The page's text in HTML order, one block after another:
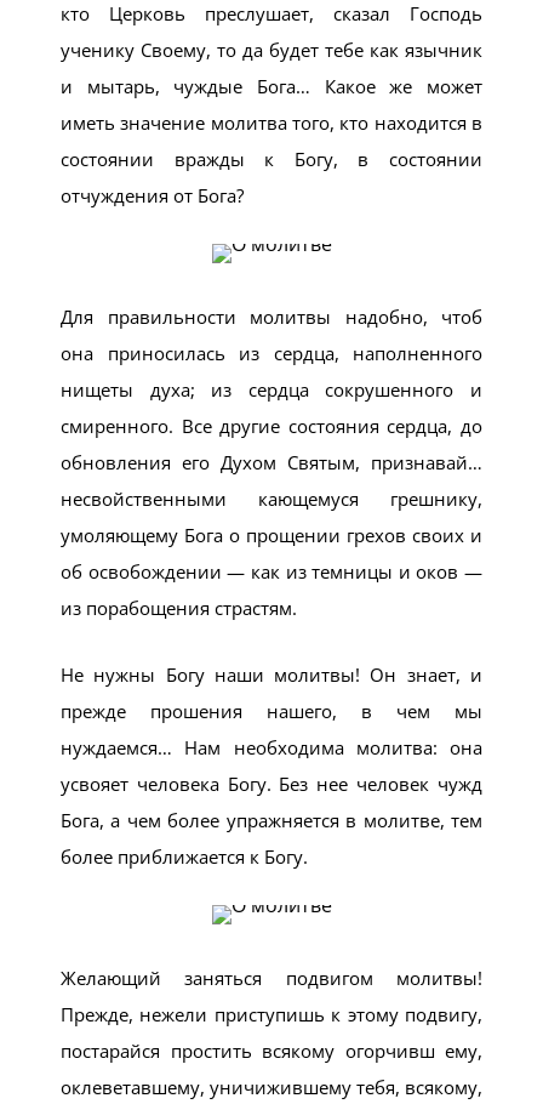
кто Церковь преслушает, сказал Господь
ученику Своему, то да будет тебе как язычник
и мытарь, чуждые Бога… Какое же может
иметь значение молитва того, кто находится в
состоянии вражды к Богу, в состоянии
отчуждения от Бога?
Для правильности молитвы надобно, чтоб
она приносилась из сердца, наполненного
нищеты духа; из сердца сокрушенного и
смиренного. Все другие состояния сердца, до
обновления его Духом Святым, признавай…
несвойственными кающемуся грешнику,
умоляющему Бога о прощении грехов своих и
об освобождении — как из темницы и оков —
из порабощения страстям.
Не нужны Богу наши молитвы! Он знает, и
прежде прошения нашего, в чем мы
нуждаемся… Нам необходима молитва: она
усвояет человека Богу. Без нее человек чужд
Бога, а чем более упражняется в молитве, тем
более приближается к Богу.
Желающий заняться подвигом молитвы!
Прежде, нежели приступишь к этому подвигу,
постарайся простить всякому огорчивш ему,
оклеветавшему, уничижившему тебя, всякому,